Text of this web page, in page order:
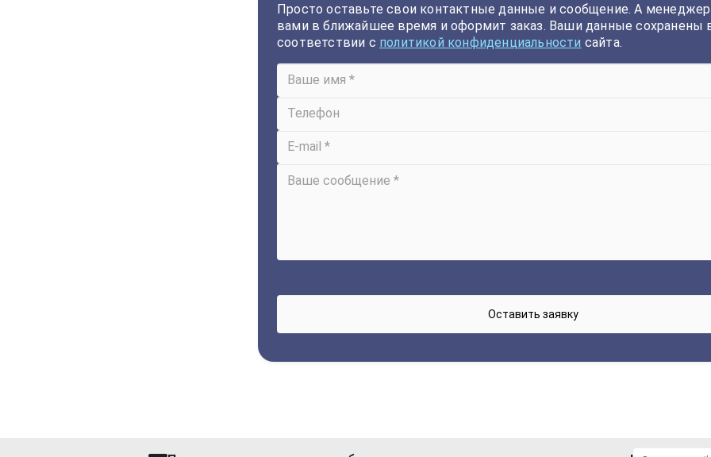
Просто оставьте свои контактные данные и сообщение. А
вами в ближайшее время и оформит заказ. Ваши данные сохранены
соответствии с политикой конфиденциальности сайта.